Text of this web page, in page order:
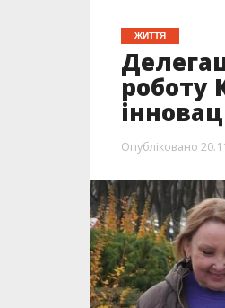
ЖИТТЯ
роботу
Опубліковано